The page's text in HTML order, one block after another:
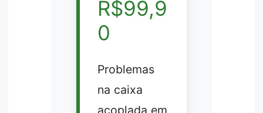
R$99,9
0
Problemas
na caixa
acoplada em